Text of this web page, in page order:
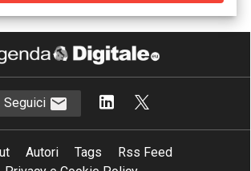
Seguici
Autori Tags
Rss Feed